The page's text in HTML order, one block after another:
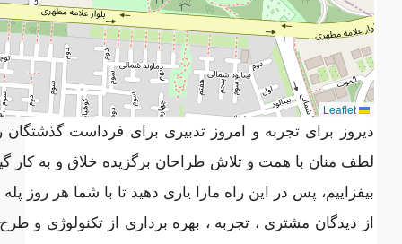
با
ط
ر
ی
Leaflet
دیروز برای تجربه و امروز تدبیری برای فرداست
لطف منان با همت و تلاش طراحان برگزیده خلاق و به کار
بیفزاییم، پس در این راه مارا یاری دهید تا با شما هر
از دیدگان مشتری ، تجربه ، بهره برداری از تکنولوژی و